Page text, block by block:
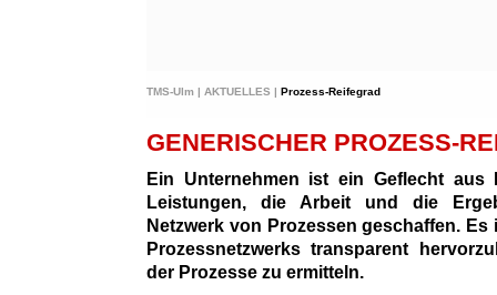
TMS-Ulm | AKTUELLES | Prozess-Reifegrad
GENERISCHER PROZESS-
Ein Unternehmen ist ein Geflecht aus
Leistungen, die Arbeit und die
Netzwerk von Prozessen geschaffen.
Prozessnetzwerks transparent
der Prozesse zu ermitteln.